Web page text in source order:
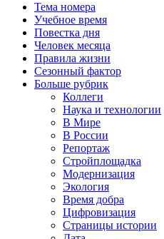
Тема номера
Учебное время
Повестка дня
Человек месяца
Правила жизни
Сезонный фактор
Больше рубрик
Коллеги
Наука и технологии
В Мире
В России
Репортаж
Стройплощадка
Модернизация
Экология
Время добра
Цифровизация
Страницы истории